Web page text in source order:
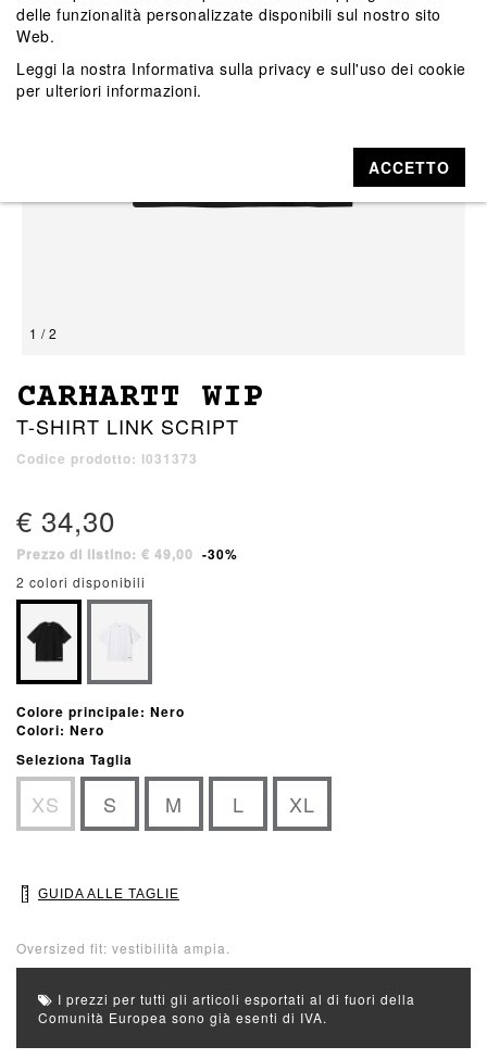
1 / 2
CARHARTT WIP
T-SHIRT LINK SCRIPT
Codice prodotto: I031373
€ 34,30
Prezzo di listino: € 49,00 -30%
2 colori disponibili
Colore principale: Nero
Colori: Nero
Seleziona Taglia
XS S M L XL
GUIDA ALLE TAGLIE
Oversized fit: vestibilità ampia.
I prezzi per tutti gli articoli esportati al di fuori della
Comunità Europea sono già esenti di IVA.
delle funzionalità personalizzate disponibili sul nostro sito
Web.
Leggi la nostra Informativa sulla privacy e sull'uso dei cookie
per ulteriori informazioni.
ACCETTO